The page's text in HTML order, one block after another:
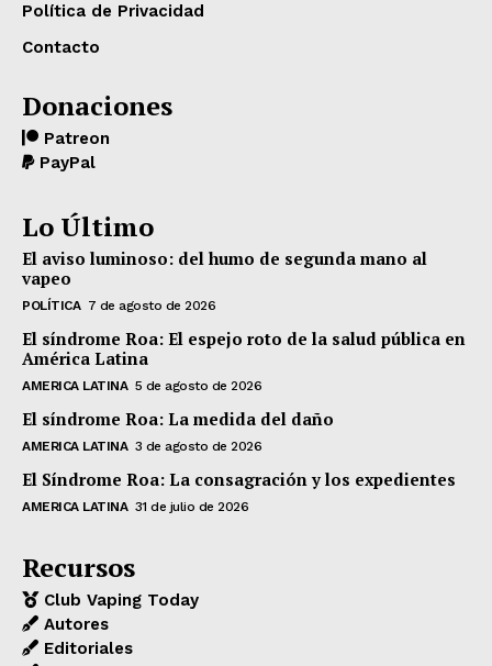
Política de Privacidad
Contacto
Donaciones
Patreon
PayPal
Lo Último
El aviso luminoso: del humo de segunda mano al
vapeo
POLÍTICA 7 de agosto de 2026
El síndrome Roa: El espejo roto de la salud pública en
América Latina
AMERICA LATINA 5 de agosto de 2026
El síndrome Roa: La medida del daño
AMERICA LATINA 3 de agosto de 2026
El Síndrome Roa: La consagración y los expedientes
AMERICA LATINA 31 de julio de 2026
Recursos
Club Vaping Today
Autores
Editoriales